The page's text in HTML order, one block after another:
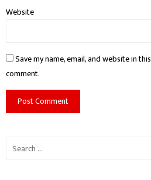
Website
Save my name, email, and website in
comment.
Search